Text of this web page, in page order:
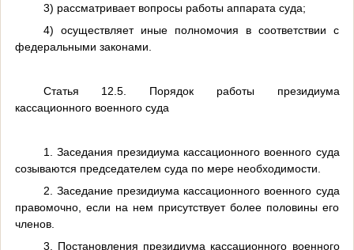
3) рассматривает вопросы работы аппарата суда;
4) осуществляет иные полномочия в соответствии с
федеральными законами.
Статья 12.5. Порядок работы президиума
кассационного военного суда
1. Заседания президиума кассационного военного суда
созываются председателем суда по мере необходимости.
2. Заседание президиума кассационного военного суда
правомочно, если на нем присутствует более половины его
членов.
3. Постановления президиума кассационного военного